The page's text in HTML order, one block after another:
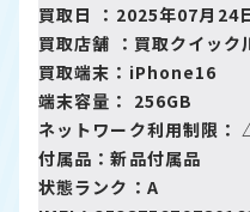
買取日 ：2025年07月24
買取店舗 ： 買取クイック
買取端末：iPhone16
端末容量： 256GB
ネットワーク利用制限：
付属品：新品付属品
状態ランク：A